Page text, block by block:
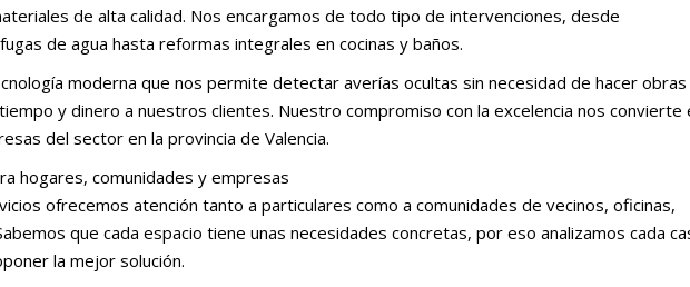
de alta calidad. Nos encargamos de todo tipo de intervenciones, desde
de agua hasta reformas integrales en cocinas y baños.
moderna que nos permite detectar averías ocultas sin necesidad de hacer obras
y dinero a nuestros clientes. Nuestro compromiso con la excelencia nos convierte
del sector en la provincia de Valencia.
hogares, comunidades y empresas
ofrecemos atención tanto a particulares como a comunidades de vecinos, oficinas,
que cada espacio tiene unas necesidades concretas, por eso analizamos cada
la mejor solución.